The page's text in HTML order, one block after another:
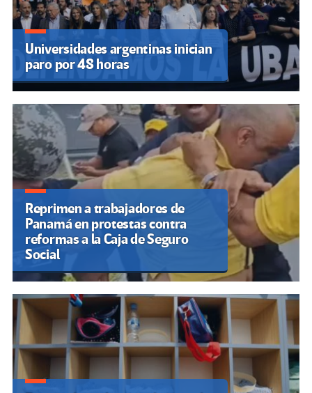
Universidades argentinas inician
paro por 48 horas
Reprimen a trabajadores de
Panamá en protestas contra
reformas a la Caja de Seguro
Social